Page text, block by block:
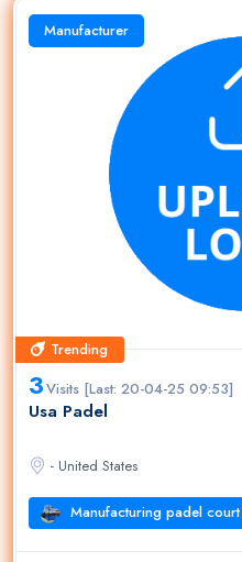
Manufacturer
Trending
Trending
3Visits [Last: 20-04-25 09:53]
Usa Padel
- United States
Manufacturing padel court